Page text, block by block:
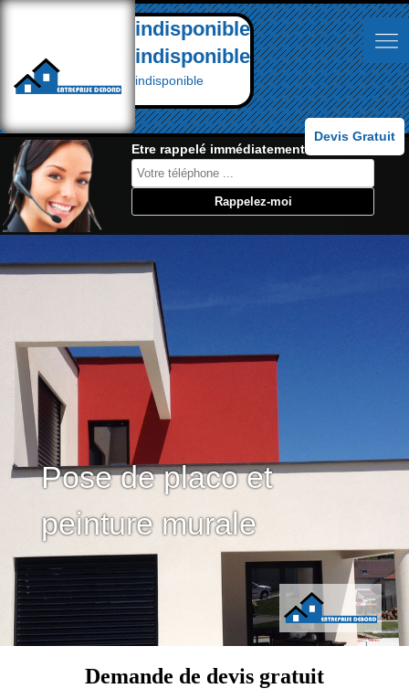
indisponible
indisponible
indisponible
Devis Gratuit
Etre rappelé immédiatement:
Pose de placo et
peinture murale
Demande de devis gratuit